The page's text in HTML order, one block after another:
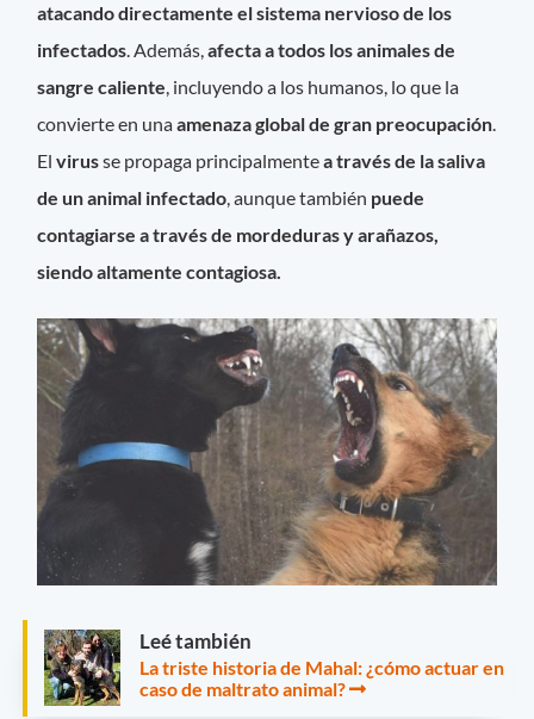
atacando directamente el sistema nervioso de los
infectados. Además,afecta a todos los animales de
sangre caliente, incluyendo a los humanos, lo que la
convierte en unaamenaza global de gran preocupación.
Elvirusse propaga principalmentea través de la saliva
de un animal infectado, aunque también puede
contagiarse a través de mordeduras y arañazos,
siendo altamente contagiosa.
Leé también
La triste historia de Mahal: ¿cómo actuar en
caso de maltrato animal?